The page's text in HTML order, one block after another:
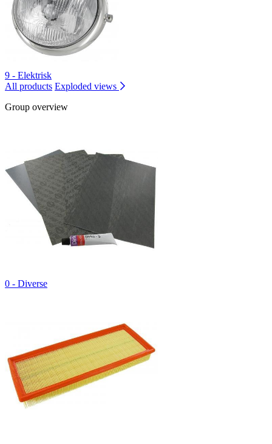
9 - Elektrisk
All products Exploded views
Group overview
0 - Diverse